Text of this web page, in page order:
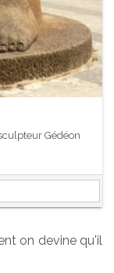
Gédéon
on devine qu'il